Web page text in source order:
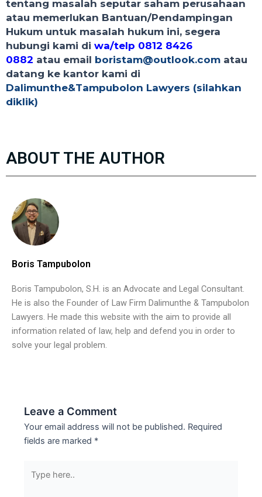
tentang masalah seputar saham perusahaan
atau memerlukan Bantuan/Pendampingan
Hukum untuk masalah hukum ini, segera
hubungi kami di wa/telp 0812 8426
0882 atau email boristam@outlook.com atau
datang ke kantor kami di
Dalimunthe&Tampubolon Lawyers (silahkan
diklik)
ABOUT THE AUTHOR
Boris Tampubolon
Boris Tampubolon, S.H. is an Advocate and Legal Consultant.
He is also the Founder of Law Firm Dalimunthe & Tampubolon
Lawyers. He made this website with the aim to provide all
information related of law, help and defend you in order to
solve your legal problem.
Leave a Comment
Your email address will not be published. Required
fields are marked *
here..